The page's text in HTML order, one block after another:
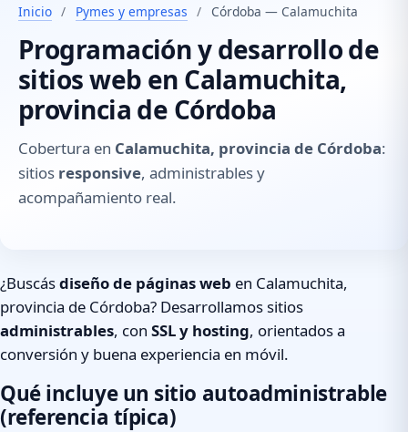
Inicio / Pymes y empresas / Córdoba — Calamuchita
Programación y desarrollo de
sitios web en Calamuchita,
provincia de Córdoba
Cobertura en Calamuchita, provincia de Córdoba:
sitios responsive, administrables y
acompañamiento real.
¿Buscásdiseño de páginas web en Calamuchita,
provincia de Córdoba? Desarrollamos sitios
administrables, con SSL y hosting, orientados a
conversión y buena experiencia en móvil.
Qué incluye un sitio autoadministrable
(referencia típica)